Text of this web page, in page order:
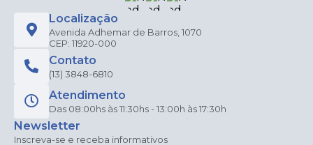
Localização
Avenida Adhemar de Barros, 1070
CEP: 11920-000
Contato
(13) 3848-6810
Atendimento
Das 08:00hs às 11:30hs - 13:00h às 17:30h
Newsletter
Inscreva-se e receba informativos